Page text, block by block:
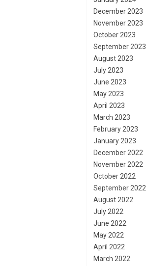
December 2023
November 2023
October 2023
September 2023
August 2023
July 2023
June 2023
May 2023
April 2023
March 2023
February 2023
January 2023
December 2022
November 2022
October 2022
September 2022
August 2022
July 2022
June 2022
May 2022
April 2022
March 2022